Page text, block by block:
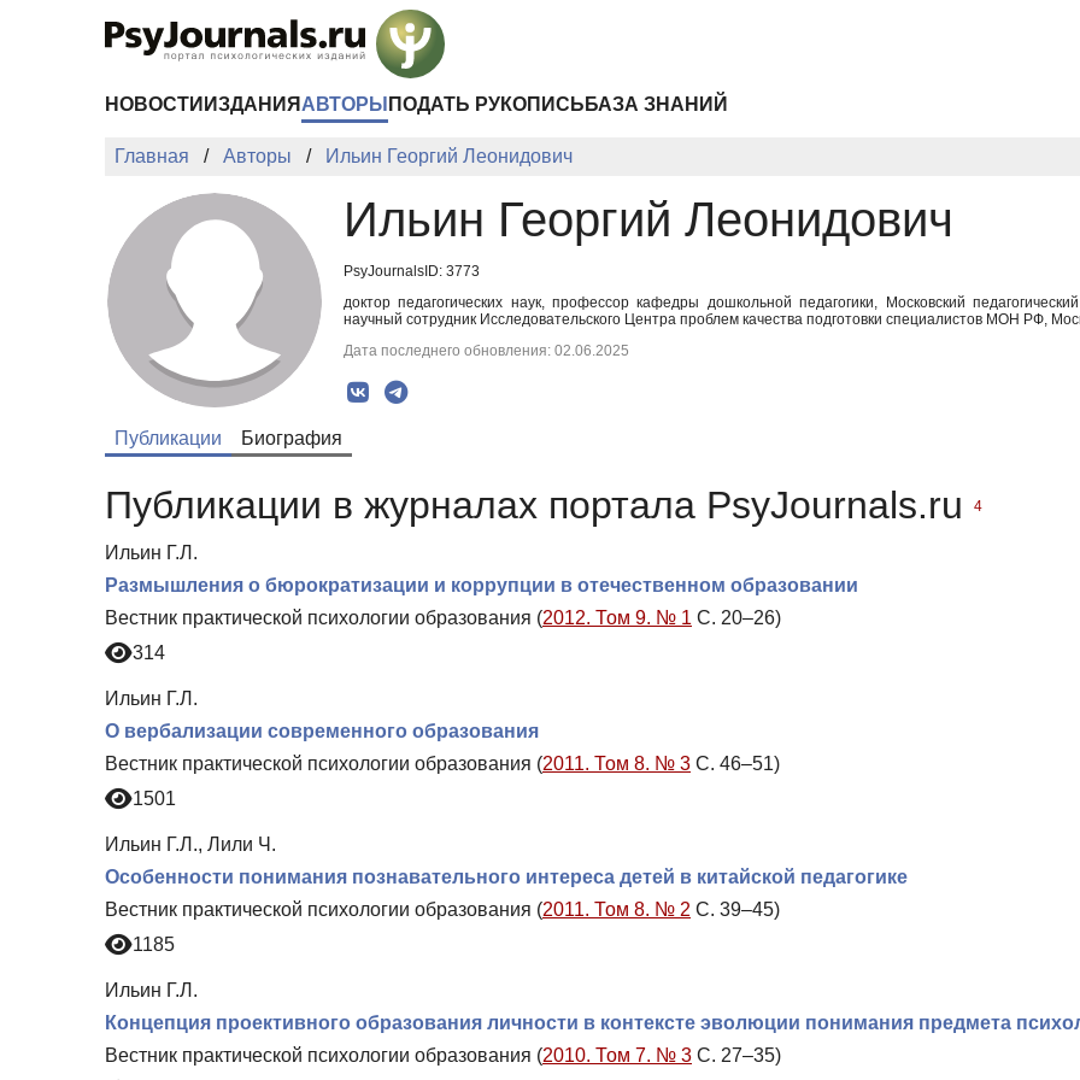
НОВОСТИ ИЗДАНИЯ АВТОРЫ ПОДАТЬ РУКОПИСЬ БАЗА ЗНАНИЙ
Главная Авторы Ильин Георгий Леонидович
Ильин Георгий Леонидович
PsyJournalsID: 3773
доктор педагогических наук, профессор кафедры дошкольной педагогики, Московский
научный сотрудник Исследовательского Центра проблем качества подготовки специалистов МОН РФ,
Дата последнего обновления: 02.06.2025
Публикации Биография
Публикации в журналах портала PsyJournals.ru 4
Ильин Г.Л.
Размышления о бюрократизации и коррупции в отечественном образовании
Вестник практической психологии образования (2012. Том 9. № 1 С. 20–26)
314
Ильин Г.Л.
О вербализации современного образования
Вестник практической психологии образования (2011. Том 8. № 3 С. 46–51)
1501
Ильин Г.Л., Лили Ч.
Особенности понимания познавательного интереса детей в китайской педагогике
Вестник практической психологии образования (2011. Том 8. № 2 С. 39–45)
1185
Ильин Г.Л.
Концепция проективного образования личности в контексте эволюции понимания предмета
Вестник практической психологии образования (2010. Том 7. № 3 С. 27–35)